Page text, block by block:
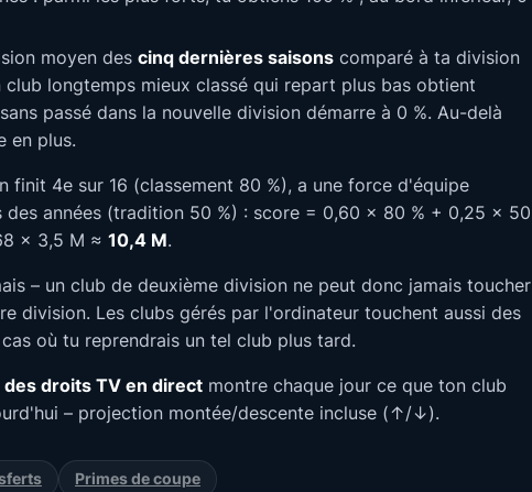
moyen des cinq dernières saisons comparé à ta division
longtemps mieux classé qui repart plus bas obtient
passé dans la nouvelle division démarre à 0 %. Au-delà
en plus.
finit 4e sur 16 (classement 80 %), a une force d'équipe
des années (tradition 50 %) : score = 0,60 × 80 % + 0,25 × 50
× 3,5 M ≈ 10,4 M.
– un club de deuxième division ne peut donc jamais toucher
division. Les clubs gérés par l'ordinateur touchent aussi des
où tu reprendrais un tel club plus tard.
des droits TV en direct montre chaque jour ce que ton club
– projection montée/descente incluse (↑/↓).
Primes de coupe